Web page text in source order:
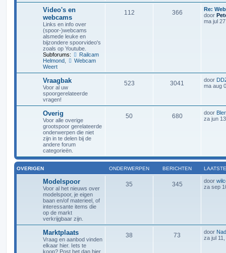
Video's en
webcams
Links en info over
(spoor-)webcams
alsmede leuke en
bijzondere spoorvideo's
zoals op Youtube.
Subforums:
Railcam
Helmond
Webcam
Weert
112 366
Re:
door
ma jul
Vraagbak
Voor al uw
spoorgerelateerde
vragen!
523 3041 door
ma aug
Overig
Voor alle overige
grootspoor gerelateerde
onderwerpen die niet
zijn in te delen bij de
andere forum
categorieën.
50 680 door
za jun
OVERIGEN ONDERWERPEN BERICHTEN
Modelspoor
Voor al het nieuws over
modelspoor, je eigen
baan en/of materieel, of
interessante items die
op de markt
verkrijgbaar zijn.
35 345 door
za sep
Marktplaats
Vraag en aanbod vinden
elkaar hier. Iets te
koop? Post het dan hier
38 73 door
za jul